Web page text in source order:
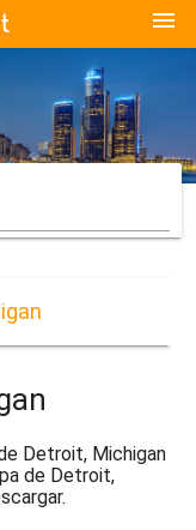
menu
Detroit, Michigan
de Detroit,